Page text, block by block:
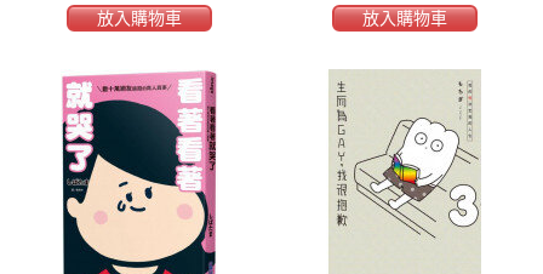
放入購物車 放入購物車